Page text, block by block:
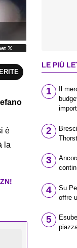
è
la
LE PIÙ
1
Il
il
2
3
4
Su
offre
5